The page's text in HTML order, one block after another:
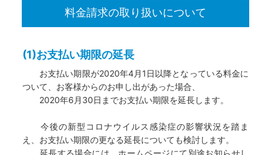
料金請求の取り扱いについて
(1)お支払い期限の延長
お支払い期限が2020年4月1日以降となっている料金に
ついて、お客様からのお申し出があった場合、
2020年6月30日までお支払い期限を延長します。
今後の新型コロナウイルス感染症の影響状況を踏ま
え、お支払い期限の更なる延長についても検討します。
延長する場合には、ホームページにて別途お知らせし